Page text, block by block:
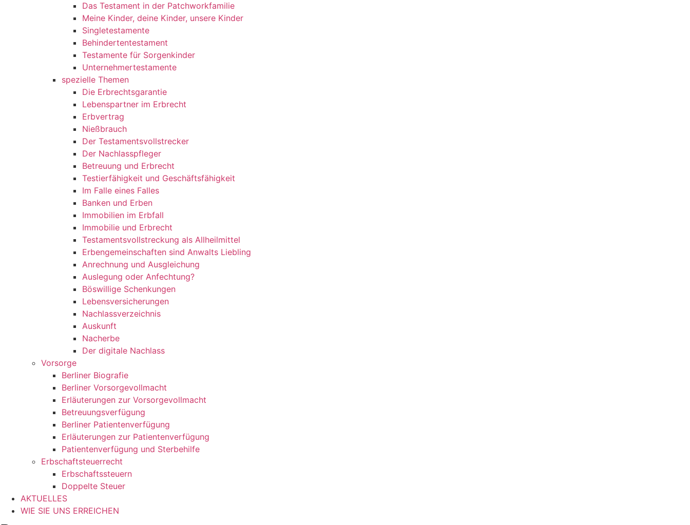
Das Testament in der Patchworkfamilie
Meine Kinder, deine Kinder, unsere Kinder
Singletestamente
Behindertentestament
Testamente für Sorgenkinder
Unternehmertestamente
spezielle Themen
Die Erbrechtsgarantie
Lebenspartner im Erbrecht
Erbvertrag
Nießbrauch
Der Testamentsvollstrecker
Der Nachlasspfleger
Betreuung und Erbrecht
Testierfähigkeit und Geschäftsfähigkeit
Im Falle eines Falles
Banken und Erben
Immobilien im Erbfall
Immobilie und Erbrecht
Testamentsvollstreckung als Allheilmittel
Erbengemeinschaften sind Anwalts Liebling
Anrechnung und Ausgleichung
Auslegung oder Anfechtung?
Böswillige Schenkungen
Lebensversicherungen
Nachlassverzeichnis
Auskunft
Nacherbe
Der digitale Nachlass
Vorsorge
Berliner Biografie
Berliner Vorsorgevollmacht
Erläuterungen zur Vorsorgevollmacht
Betreuungsverfügung
Berliner Patientenverfügung
Erläuterungen zur Patientenverfügung
Patientenverfügung und Sterbehilfe
Erbschaftsteuerrecht
Erbschaftssteuern
Doppelte Steuer
AKTUELLES
WIE SIE UNS ERREICHEN